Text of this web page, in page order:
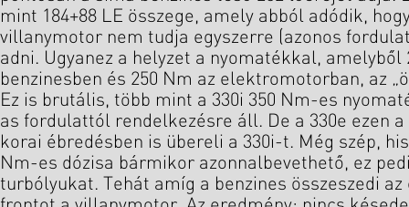
mint 184+88 LE összege, amely abból adódik,
villanymotor nem tudja egyszerre (azonos
adni. Ugyanez a helyzet a nyomatékkal, amelyből
benzinesben és 250 Nm az elektromotorban, az
Ez is brutális, több mint a 330i 350 Nm-es
as fordulattól rendelkezésre áll. De a 330e ezen
korai ébredésben is übereli a 330i-t. Még szép,
Nm-es dózisa bármikor azonnalbevethető, ez
turbólyukat. Tehát amíg a benzines összeszedi